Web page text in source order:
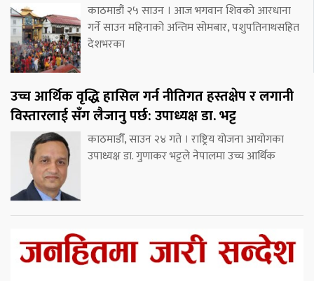
काठमाडौं २५ साउन । आज भगवान शिवको आरधाना
गर्ने साउन महिनाको अन्तिम सोमबार, पशुपतिनाथसहित
देशभरका
उच्च आर्थिक वृद्धि हासिल गर्न नीतिगत हस्तक्षेप र लगानी
विस्तारलाई सँग लैजानु पर्छ: उपाध्यक्ष डा. भट्ट
काठमाडौँ, साउन २४ गते । राष्ट्रिय योजना आयोगका
उपाध्यक्ष डा. गुणाकर भट्टले नेपालमा उच्च आर्थिक